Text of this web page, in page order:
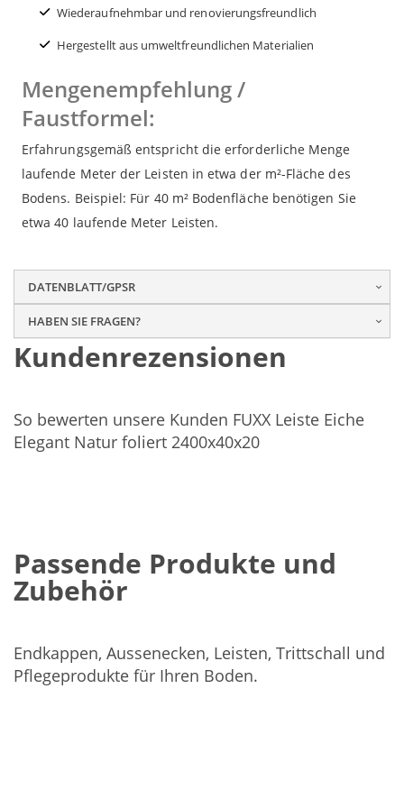
Wiederaufnehmbar und renovierungsfreundlich
Hergestellt aus umweltfreundlichen Materialien
Mengenempfehlung /
Faustformel:
Erfahrungsgemäß entspricht die erforderliche Menge
laufende Meter der Leisten in etwa der m²-Fläche des
Bodens. Beispiel: Für 40 m² Bodenfläche benötigen Sie
etwa 40 laufende Meter Leisten.
DATENBLATT/GPSR
HABEN SIE FRAGEN?
Kundenrezensionen
So bewerten unsere Kunden FUXX Leiste Eiche
Elegant Natur foliert 2400x40x20
Passende Produkte und
Zubehör
Endkappen, Aussenecken, Leisten, Trittschall und
Pflegeprodukte für Ihren Boden.